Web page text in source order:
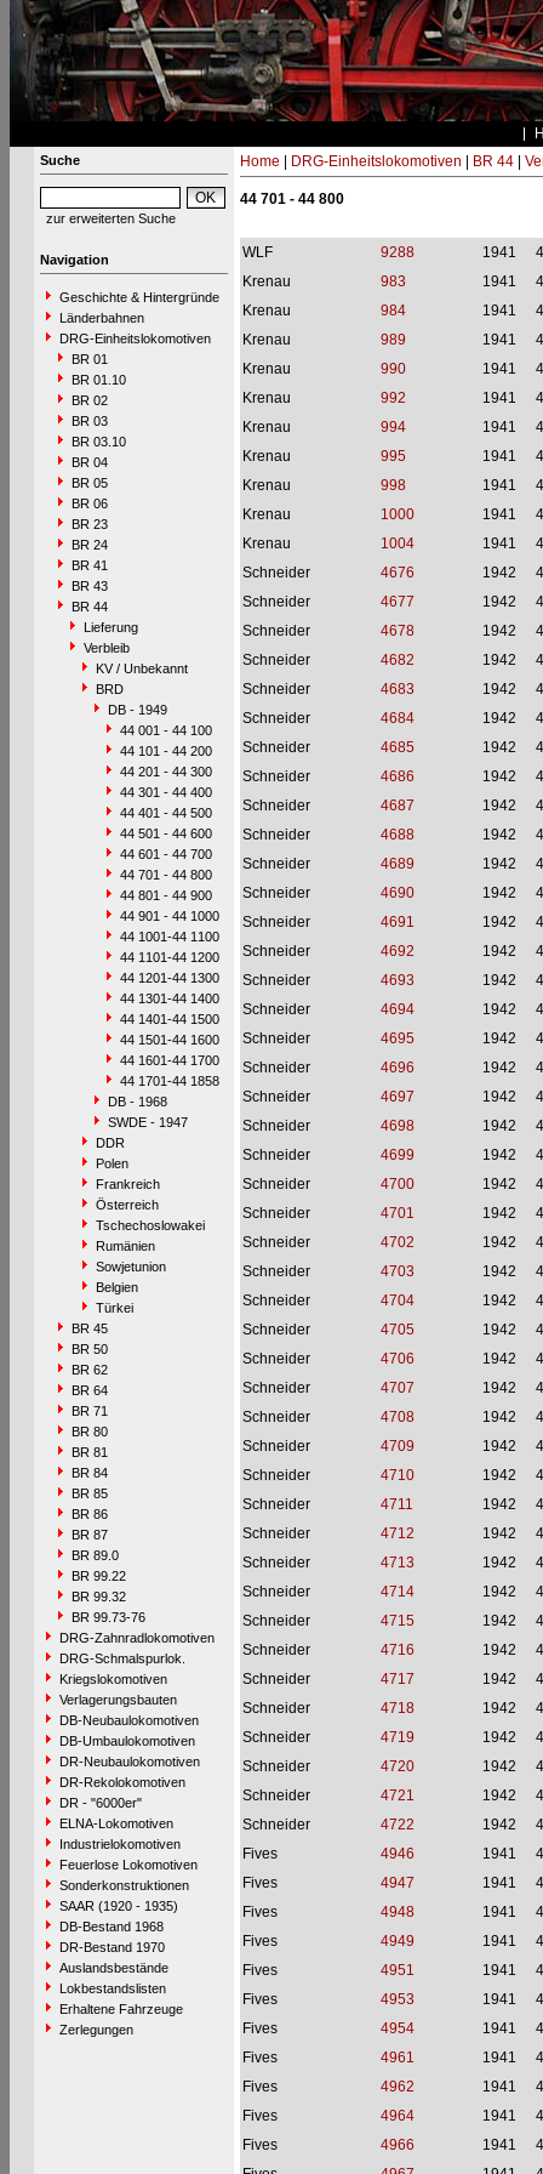
Suche
zur erweiterten Suche
Navigation
Geschichte & Hintergründe
Länderbahnen
DRG-Einheitslokomotiven
BR 01
BR 01.10
BR 02
BR 03
BR 03.10
BR 04
BR 05
BR 06
BR 23
BR 24
BR 41
BR 43
BR 44
Lieferung
Verbleib
KV / Unbekannt
BRD
DB - 1949
44 001 - 44 100
44 101 - 44 200
44 201 - 44 300
44 301 - 44 400
44 401 - 44 500
44 501 - 44 600
44 601 - 44 700
44 701 - 44 800
44 801 - 44 900
44 901 - 44 1000
44 1001-44 1100
44 1101-44 1200
44 1201-44 1300
44 1301-44 1400
44 1401-44 1500
44 1501-44 1600
44 1601-44 1700
44 1701-44 1858
DB - 1968
SWDE - 1947
DDR
Polen
Frankreich
Österreich
Tschechoslowakei
Rumänien
Sowjetunion
Belgien
Türkei
BR 45
BR 50
BR 62
BR 64
BR 71
BR 80
BR 81
BR 84
BR 85
BR 86
BR 87
BR 89.0
BR 99.22
BR 99.32
BR 99.73-76
DRG-Zahnradlokomotiven
DRG-Schmalspurlok.
Kriegslokomotiven
Verlagerungsbauten
DB-Neubaulokomotiven
DB-Umbaulokomotiven
DR-Neubaulokomotiven
DR-Rekolokomotiven
DR - "6000er"
ELNA-Lokomotiven
Industrielokomotiven
Feuerlose Lokomotiven
Sonderkonstruktionen
SAAR (1920 - 1935)
DB-Bestand 1968
DR-Bestand 1970
Auslandsbestände
Lokbestandslisten
Erhaltene Fahrzeuge
Zerlegungen
Home DRG-Einheitslokomotiven BR 44|
44 701 - 44 800
WLF 9288 1941
Krenau
983 1941
Krenau
984 1941
Krenau
989 1941
Krenau
990 1941
Krenau
992 1941
Krenau
994 1941
Krenau
995 1941
Krenau
998 1941
Krenau
1000 1941
Krenau
1004 1941
Schneider
4676 1942
Schneider
4677 1942
Schneider
4678 1942
Schneider
4682 1942
Schneider
4683 1942
Schneider
4684 1942
Schneider
4685 1942
Schneider
4686 1942
Schneider
4687 1942
Schneider
4688 1942
Schneider
4689 1942
Schneider
4690 1942
Schneider
4691 1942
Schneider
4692 1942
Schneider
4693 1942
Schneider
4694 1942
Schneider
4695 1942
Schneider
4696 1942
Schneider
4697 1942
Schneider
4698 1942
Schneider
4699 1942
Schneider
4700 1942
Schneider
4701 1942
Schneider
4702 1942
Schneider
4703 1942
Schneider
4704 1942
Schneider
4705 1942
Schneider
4706 1942
Schneider
4707 1942
Schneider
4708 1942
Schneider
4709 1942
Schneider
4710 1942
Schneider
4711 1942
Schneider
4712 1942
Schneider
4713 1942
Schneider
4714 1942
Schneider
4715 1942
Schneider
4716 1942
Schneider
4717 1942
Schneider
4718 1942
Schneider
4719 1942
Schneider
4720 1942
Schneider
4721 1942
Schneider
4722 1942
Fives
4946 1941
Fives
4947 1941
Fives
4948 1941
Fives
4949 1941
Fives
4951 1941
Fives
4953 1941
Fives
4954 1941
Fives
4961 1941
Fives
4962 1941
Fives
4964 1941
Fives
4966 1941